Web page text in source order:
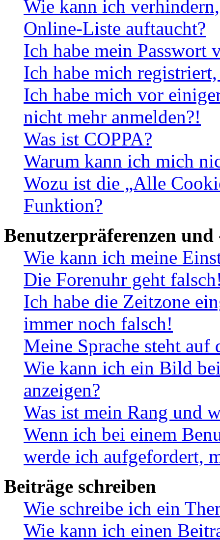
Wie kann ich
Online-Liste auftaucht?
Ich habe mein Passwort
Ich habe mich
Ich habe mich vor
nicht mehr anmelden?!
Was ist COPPA?
Warum kann ich mich
Wozu ist die „Alle
Funktion?
Benutzerpräferenzen und
Wie kann ich meine
Die Forenuhr geht
Ich habe die Zeitzone
immer noch falsch!
Meine Sprache steht
Wie kann ich ein Bild
anzeigen?
Was ist mein Rang und
Wenn ich bei einem
werde ich aufgefordert,
Beiträge schreiben
Wie schreibe ich ein
Wie kann ich einen